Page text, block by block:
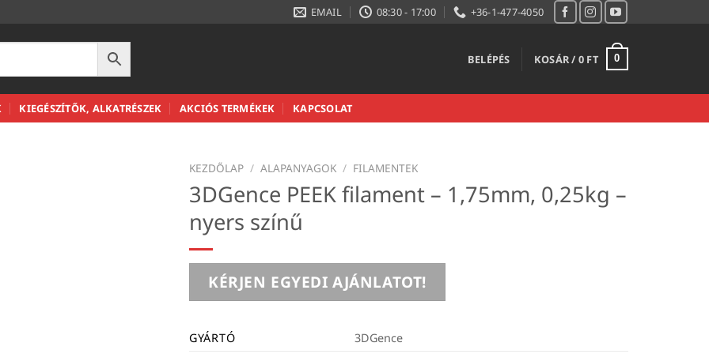
EMAIL 08:30 - 17:00 +36-1-477-4050
BELÉPÉS KOSÁR / 0 FT 0
KIEGÉSZÍTŐK, ALKATRÉSZEK AKCIÓS TERMÉKEK KAPCSOLAT
KEZDŐLAP / ALAPANYAGOK / FILAMENTEK
3DGence PEEK filament – 1,75mm, 0,25kg –
nyers színű
KÉRJEN EGYEDI AJÁNLATOT!
GYÁRTÓ
3DGence